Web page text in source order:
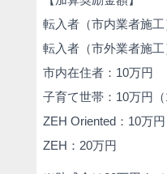
転入者（市内業者施工
転入者（市外業者施工
市内在住者：10万円
子育て世帯：10万円
ZEH Oriented：10万円
ZEH：20万円